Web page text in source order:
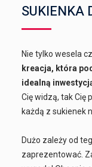
SUKIENKA
Nie tylko wesela
kreacja, która
idealną
Cię widzą, tak Cię
każdą z sukienek
Dużo zależy od
zaprezentować.